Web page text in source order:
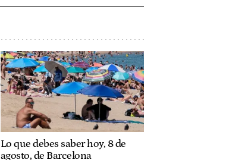
Lo que debes saber hoy, 8 de
agosto, de Barcelona